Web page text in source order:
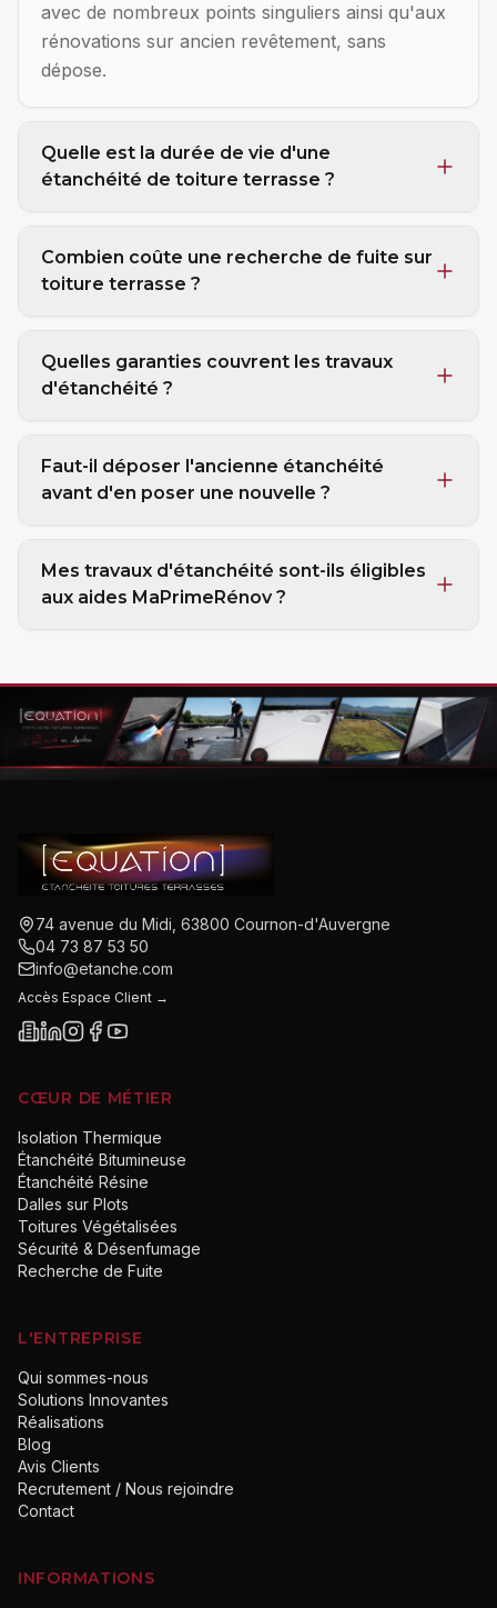
avec de nombreux points singuliers ainsi qu'aux
rénovations sur ancien revêtement, sans
dépose.
Quelle est la durée de vie d'une
étanchéité de toiture terrasse ?
Combien coûte une recherche de fuite sur
toiture terrasse ?
Quelles garanties couvrent les travaux
d'étanchéité ?
Faut-il déposer l'ancienne étanchéité
avant d'en poser une nouvelle ?
Mes travaux d'étanchéité sont-ils éligibles
aux aides MaPrimeRénov ?
74 avenue du Midi, 63800 Cournon-d'Auvergne
04 73 87 53 50
info@etanche.com
Accès Espace Client →
CŒUR DE MÉTIER
Isolation Thermique
Étanchéité Bitumineuse
Étanchéité Résine
Dalles sur Plots
Toitures Végétalisées
Sécurité & Désenfumage
Recherche de Fuite
L'ENTREPRISE
Qui sommes-nous
Solutions Innovantes
Réalisations
Blog
Avis Clients
Recrutement / Nous rejoindre
Contact
INFORMATIONS